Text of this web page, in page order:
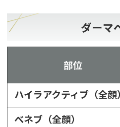
ダーマ
部位
ハイラアクティブ（全顔）
べネブ（全顔）